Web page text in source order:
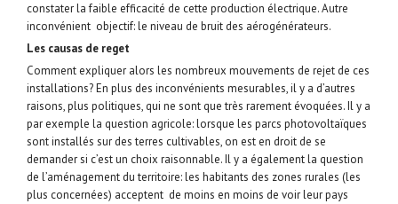
constater la faible efficacité de cette production électrique. Autre
inconvénient objectif: le niveau de bruit des aérogénérateurs.
Les causas de reget
Comment expliquer alors les nombreux mouvements de rejet de ces
installations? En plus des inconvénients mesurables, il y a d’autres
raisons, plus politiques, qui ne sont que très rarement évoquées. Il y a
par exemple la question agricole: lorsque les parcs photovoltaïques
sont installés sur des terres cultivables, on est en droit de se
demander si c’est un choix raisonnable. Il y a également la question
de l’aménagement du territoire: les habitants des zones rurales (les
plus concernées) acceptent de moins en moins de voir leur pays